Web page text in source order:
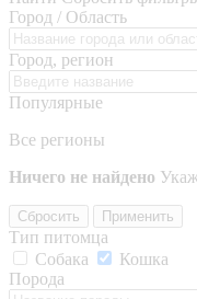
Город / Область
Город, регион
Популярные
Все регионы
Ничего не найдено
Сбросить Применить
Тип питомца
Собака
Кошка
Порода